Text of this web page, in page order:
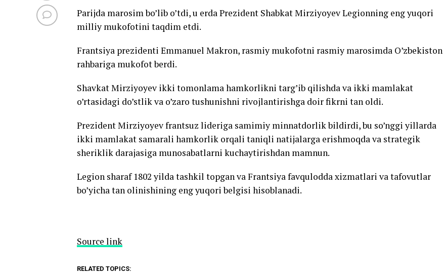
Parijda marosim bo’lib o’tdi, u erda Prezident Shabkat Mirziyoyev Legionning eng yuqori
milliy mukofotini taqdim etdi.
Frantsiya prezidenti Emmanuel Makron, rasmiy mukofotni rasmiy marosimda O’zbekiston
rahbariga mukofot berdi.
Shavkat Mirziyoyev ikki tomonlama hamkorlikni targ’ib qilishda va ikki mamlakat
o’rtasidagi do’stlik va o’zaro tushunishni rivojlantirishga doir fikrni tan oldi.
Prezident Mirziyoyev frantsuz lideriga samimiy minnatdorlik bildirdi, bu so’nggi yillarda
ikki mamlakat samarali hamkorlik orqali taniqli natijalarga erishmoqda va strategik
sheriklik darajasiga munosabatlarni kuchaytirishdan mamnun.
Legion sharaf 1802 yilda tashkil topgan va Frantsiya favqulodda xizmatlari va tafovutlar
bo’yicha tan olinishining eng yuqori belgisi hisoblanadi.
Source link
RELATED TOPICS: